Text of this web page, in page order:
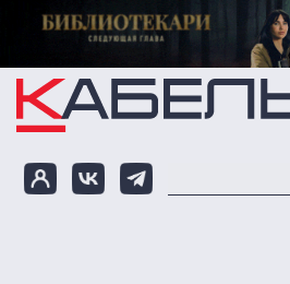
Перейти к основному содержанию